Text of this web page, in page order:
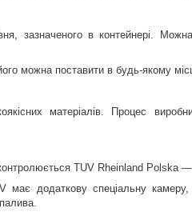
зазначеного в контейнері.
можна поставити в будь-якому
матеріалів. Процес
TUV Rheinland Polska
має додаткову спеціальну